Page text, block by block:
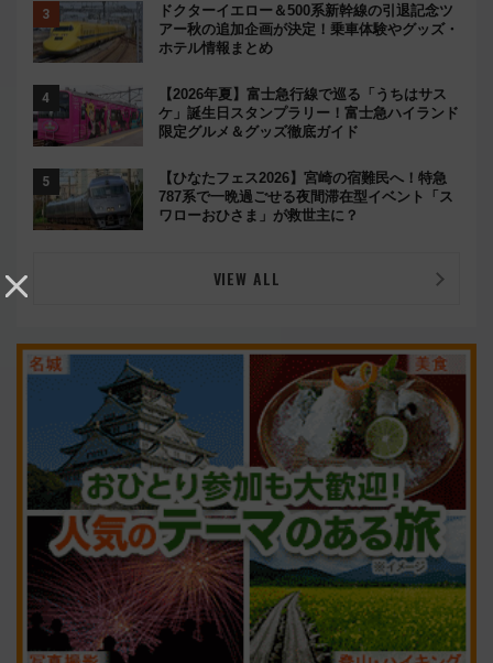
ドクターイエロー＆500系新幹線の引退記念ツ
アー秋の追加企画が決定！乗車体験やグッズ・
ホテル情報まとめ
【2026年夏】富士急行線で巡る「うちはサス
ケ」誕生日スタンプラリー！富士急ハイランド
限定グルメ＆グッズ徹底ガイド
【ひなたフェス2026】宮崎の宿難民へ！特急
787系で一晩過ごせる夜間滞在型イベント「ス
ワローおひさま」が救世主に？
VIEW ALL